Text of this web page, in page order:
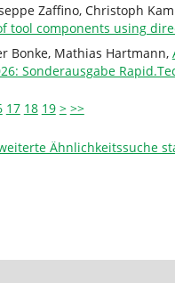
Zaffino, Christoph
tool components using
Bonke, Mathias Hartmann,
Sonderausgabe
17 18 19 > >>
Ähnlichkeitssuche